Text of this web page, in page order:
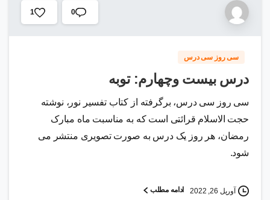
0
1
سی روز سی درس
درس بیست وچهارم: توبه
سی روز سی درس، برگرفته از کتاب تفسیر نور، نوشته
حجت الاسلام قرائتی است که به مناسبت ماه مبارک
رمضان، هر روز یک درس به صورت تصویری منتشر می
شود.
آوریل 26, 2022 ادامه مطلب